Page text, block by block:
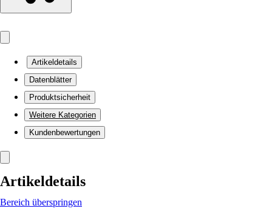
Artikeldetails
Datenblätter
Produktsicherheit
Weitere Kategorien
Kundenbewertungen
Artikeldetails
Bereich überspringen